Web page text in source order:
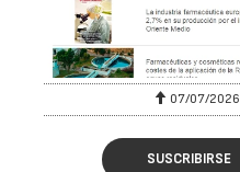
07/07/2026
SUSCRIBIRSE